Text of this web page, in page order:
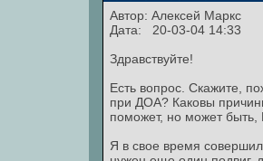
Автор: Алексей Маркс
Дата: 20-03-04 14:33
Здравствуйте!
Есть вопрос. Скажите,
при ДОА? Каковы
поможет, но может
Я в свое время